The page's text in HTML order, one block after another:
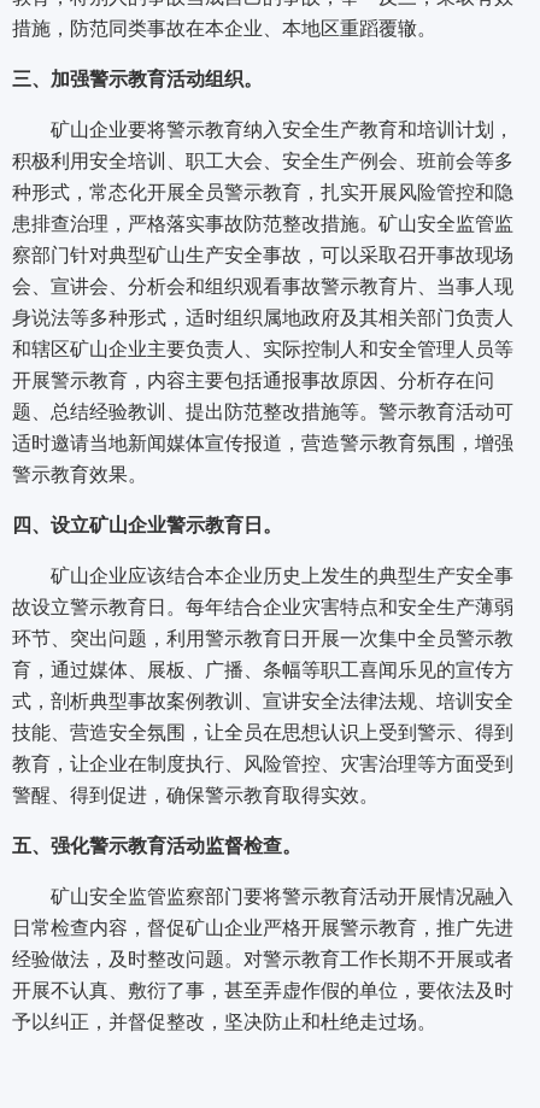
措施，防范同类事故在本企业、本地区重蹈覆辙。
三、加强警示教育活动组织。
矿山企业要将警示教育纳入安全生产教育和培训计划，
积极利用安全培训、职工大会、安全生产例会、班前会等多
种形式，常态化开展全员警示教育，扎实开展风险管控和隐
患排查治理，严格落实事故防范整改措施。矿山安全监管监
察部门针对典型矿山生产安全事故，可以采取召开事故现场
会、宣讲会、分析会和组织观看事故警示教育片、当事人现
身说法等多种形式，适时组织属地政府及其相关部门负责人
和辖区矿山企业主要负责人、实际控制人和安全管理人员等
开展警示教育，内容主要包括通报事故原因、分析存在问
题、总结经验教训、提出防范整改措施等。警示教育活动可
适时邀请当地新闻媒体宣传报道，营造警示教育氛围，增强
警示教育效果。
四、设立矿山企业警示教育日。
矿山企业应该结合本企业历史上发生的典型生产安全事
故设立警示教育日。每年结合企业灾害特点和安全生产薄弱
环节、突出问题，利用警示教育日开展一次集中全员警示教
育，通过媒体、展板、广播、条幅等职工喜闻乐见的宣传方
式，剖析典型事故案例教训、宣讲安全法律法规、培训安全
技能、营造安全氛围，让全员在思想认识上受到警示、得到
教育，让企业在制度执行、风险管控、灾害治理等方面受到
警醒、得到促进，确保警示教育取得实效。
五、强化警示教育活动监督检查。
矿山安全监管监察部门要将警示教育活动开展情况融入
日常检查内容，督促矿山企业严格开展警示教育，推广先进
经验做法，及时整改问题。对警示教育工作长期不开展或者
开展不认真、敷衍了事，甚至弄虚作假的单位，要依法及时
予以纠正，并督促整改，坚决防止和杜绝走过场。